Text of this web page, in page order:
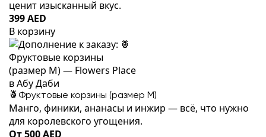
ценит изысканный вкус.
399 AED
В корзину
🍍Фруктовые корзины (размер M)
Манго, финики, ананасы и инжир — всё, что нужно
для королевского угощения.
От 500 AED